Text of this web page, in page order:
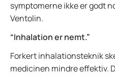
symptomerne ikke er godt
Ventolin.
“Inhalation er nemt.”
Forkert inhalationsteknik
medicinen mindre effektiv.